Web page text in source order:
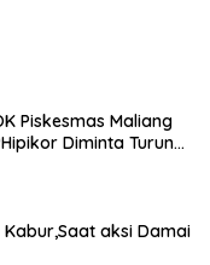
Piskesmas Maliang
Diminta Turun
aksi Damai